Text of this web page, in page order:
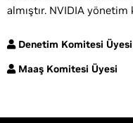
almıştır. NVIDIA yönetim
Denetim Komitesi Üyesi
Maaş Komitesi Üyesi